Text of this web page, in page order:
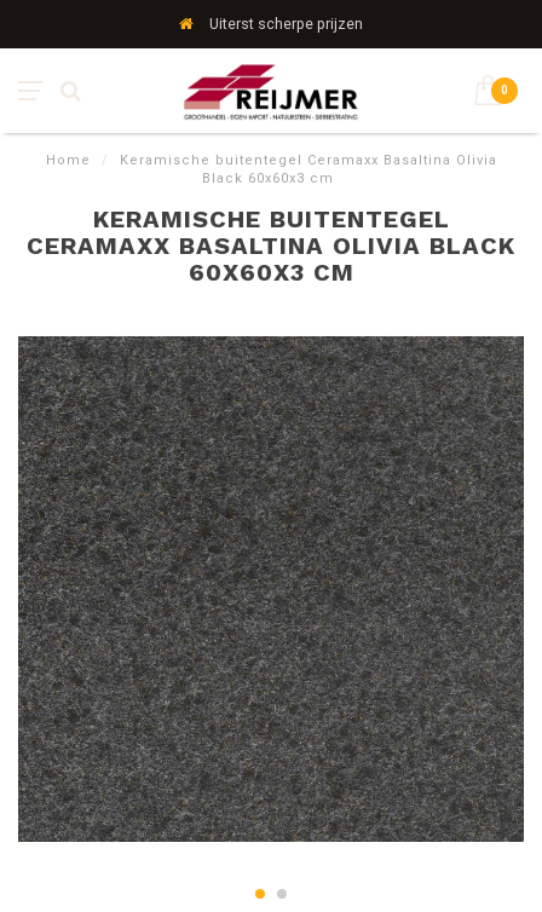
Uiterst scherpe prijzen
0
Home /
Keramische buitentegel Ceramaxx Basaltina Olivia
Black 60x60x3 cm
KERAMISCHE BUITENTEGEL
CERAMAXX BASALTINA OLIVIA BLACK
60X60X3 CM